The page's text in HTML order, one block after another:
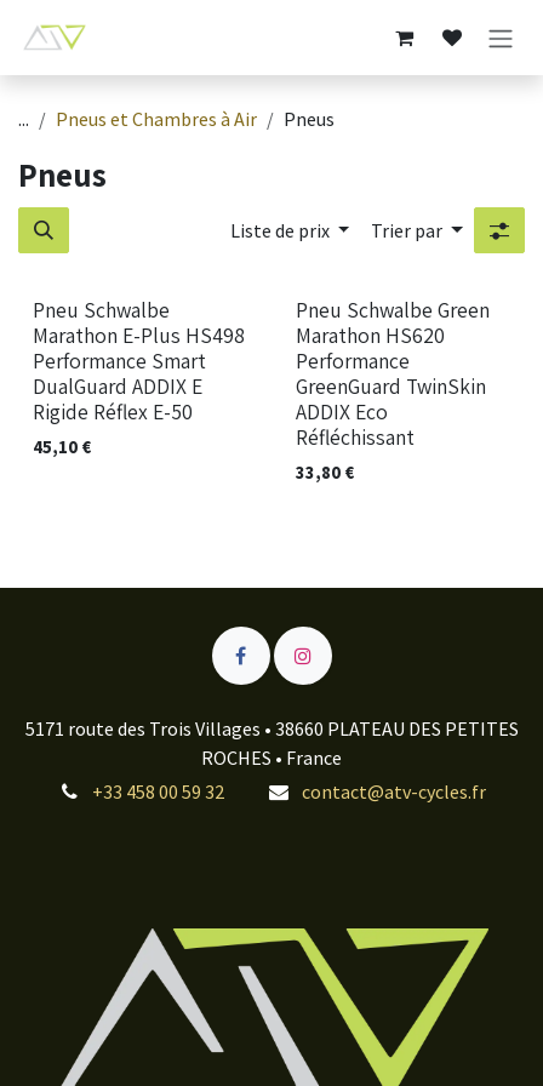
... Pneus et Chambres à Air Pneus
Pneus
Liste de prix Trier par
Nouveau !
Pneu Schwalbe
Marathon E-Plus HS498
Performance Smart
DualGuard ADDIX E
Rigide Réflex E-50
45,10 €
Nouveau !
Pneu Schwalbe Green
Marathon HS620
Performance
GreenGuard TwinSkin
ADDIX Eco
Réfléchissant
33,80€
5171 route des Trois Villages • 38660 PLATEAU DES PETITES
ROCHES • France
+33 458 00 59 32
contact@atv-cycles.fr